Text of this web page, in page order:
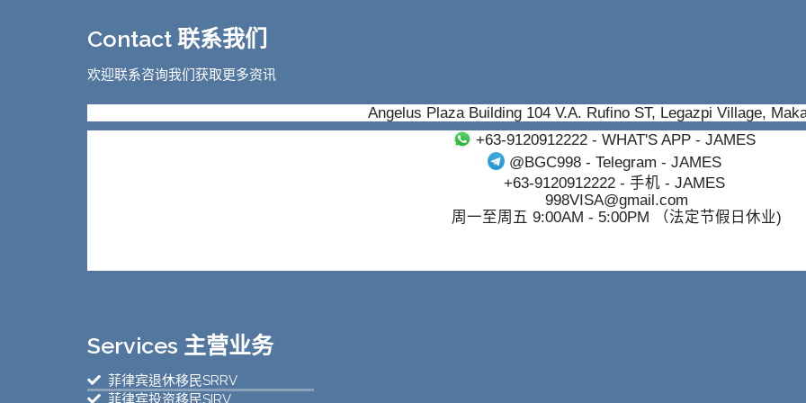
Contact 联系我们
欢迎联系咨询我们获取更多资讯
Angelus Plaza Building 104 V.A. Rufino ST, Legazpi Village,
+63-9120912222- WHAT'S APP - JAMES
@BGC998 - Telegram - JAMES
+63-9120912222- 手机 - JAMES
998VISA@gmail.com
周一至周五 9:00AM - 5:00PM （法定节假日休业)
Services 主营业务
菲律宾退休移民SRRV
菲律宾投资移民SIRV